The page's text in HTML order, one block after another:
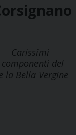
Carissimi
del
la Bella Vergine